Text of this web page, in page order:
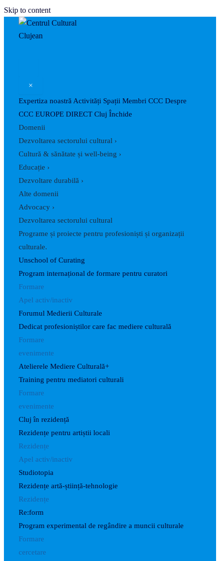
Skip to content
×
Expertiza noastră Activități Spații Membri CCC Despre
CCC EUROPE DIRECT Cluj Închide
Domenii
Dezvoltarea sectorului cultural ›
Cultură & sănătate și well-being ›
Educație ›
Dezvoltare durabilă ›
Alte domenii
Advocacy ›
Dezvoltarea sectorului cultural
Programe și proiecte pentru profesioniști și organizații
culturale.
Unschool of Curating
Program internațional de formare pentru curatori
Formare
Apel activ/inactiv
Forumul Medierii Culturale
Dedicat profesioniștilor care fac mediere culturală
Formare
evenimente
Atelierele Mediere Culturală+
Training pentru mediatori culturali
Formare
evenimente
Cluj în rezidență
Rezidențe pentru artiștii locali
Rezidențe
Apel activ/inactiv
Studiotopia
Rezidențe artă-știință-tehnologie
Rezidențe
Re:form
Program experimental de regândire a muncii culturale
Formare
cercetare